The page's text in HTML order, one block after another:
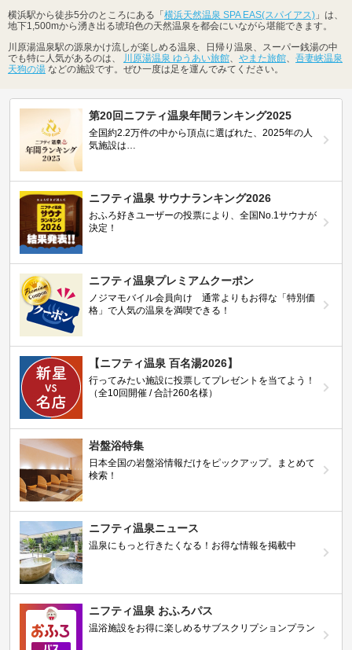
横浜駅から徒歩5分のところにある「 横浜天然温泉 SPA EAS(スパイアス) 」は、
地下1,500mから湧き出る琥珀色の天然温泉を都会にいながら堪能できます。
川原湯温泉駅の源泉かけ流しが楽しめる温泉、日帰り温泉、スーパー銭湯の中
でも特に人気があるのは、
川原湯温泉 ゆうあい旅館、 やまた旅館、 吾妻峡温泉
天狗の湯 などの施設です。ぜひ一度は足を運んでみてください。
第20回ニフティ温泉年間ランキング2025
全国約2.2万件の中から頂点に選ばれた、2025年の人
気施設は…
ニフティ温泉 サウナランキング2026
おふろ好きユーザーの投票により、全国No.1サウナが
決定！
ニフティ温泉プレミアムクーポン
ノジマモバイル会員向け 通常よりもお得な「特別価
格」で人気の温泉を満喫できる！
【ニフティ温泉 百名湯2026】
行ってみたい施設に投票してプレゼントを当てよう！
（全10回開催 / 合計260名様）
岩盤浴特集
日本全国の岩盤浴情報だけをピックアップ。まとめて
検索！
ニフティ温泉ニュース
温泉にもっと行きたくなる！お得な情報を掲載中
ニフティ温泉 おふろパス
温浴施設をお得に楽しめるサブスクリプションプラン